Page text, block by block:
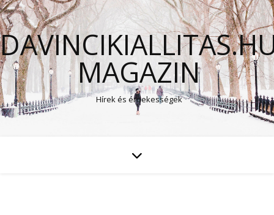
MAGAZIN
Hírek és érdekességek